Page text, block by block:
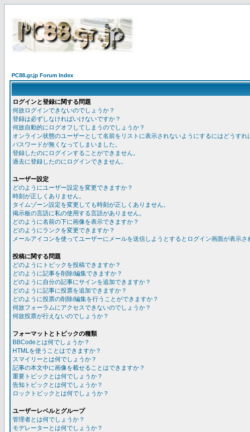
PC88.gr.jp Forum Index
ログインと登録に関する問題
何故ログインできないのでしょうか？
登録は必ずしなければいけないですか？
何故自動的にログオフしてしまうのでしょうか？
オンライン状態のユーザーとして名前をリストに表示されないようにするにはどうすれ
パスワードが無くなってしまいました。
登録したのにログインすることができません。
過去に登録したのにログインできません。
ユーザー設定
どのようにユーザー設定を変更できますか？
時刻が正しくありません。
タイムゾーン設定を変更しても時刻が正しくありません。
掲示板の言語に私の使用する言語がありません。
どのように名前の下に画像を表示できますか？
どのようにランクを変更できますか？
メールアイコンを使ってユーザーにメールを送信しようとするとログイン画面が表示さ
投稿に関する問題
どのようにトピックを投稿できますか？
どのように記事を削除/編集できますか？
どのように自分の記事にサインを追加できますか？
どのように記事に投票を追加できますか？
どのように投票の削除/編集を行うことができますか？
何故フォーラムにアクセスできないのでしょうか？
何故投票が行えないのでしょうか？
フォーマットとトピックの種類
BBCodeとは何でしょうか？
HTMLを使うことはできますか？
スマイリーとは何でしょうか？
記事の本文中に画像を載せることはできますか？
重要トピックとは何でしょうか？
告知トピックとは何でしょうか？
ロックトピックとは何でしょうか？
ユーザーレベルとグループ
管理者とは何でしょうか？
モデレーターとは何でしょうか？